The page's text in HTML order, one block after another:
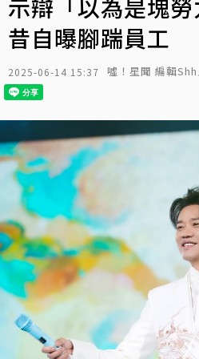
示辯「以為是塊
昔自曝腳踹員工
2025-06-14 15:37 噓！星聞 編輯